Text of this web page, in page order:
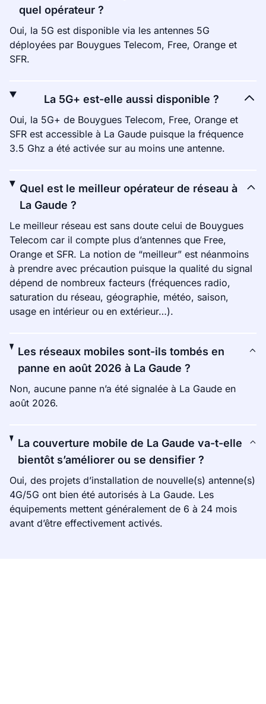
quel opérateur ?
Oui, la 5G est disponible via les antennes 5G
déployées par Bouygues Telecom, Free, Orange et
SFR.
La 5G+ est-elle aussi disponible ?
Oui, la 5G+ de Bouygues Telecom, Free, Orange et
SFR est accessible à La Gaude puisque la fréquence
3.5 Ghz a été activée sur au moins une antenne.
Quel est le meilleur opérateur de réseau à
La Gaude ?
Le meilleur réseau est sans doute celui de Bouygues
Telecom car il compte plus d’antennes que Free,
Orange et SFR. La notion de “meilleur” est néanmoins
à prendre avec précaution puisque la qualité du signal
dépend de nombreux facteurs (fréquences radio,
saturation du réseau, géographie, météo, saison,
usage en intérieur ou en extérieur…).
Les réseaux mobiles sont-ils tombés en
panne en août 2026 à La Gaude ?
Non, aucune panne n’a été signalée à La Gaude en
août 2026.
La couverture mobile de La Gaude va-t-elle
bientôt s’améliorer ou se densifier ?
Oui, des projets d’installation de nouvelle(s) antenne(s)
4G/5G ont bien été autorisés à La Gaude. Les
équipements mettent généralement de 6 à 24 mois
avant d’être effectivement activés.